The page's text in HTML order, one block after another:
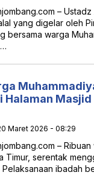
–
yang digelar oleh
bersama warga
Halaman Masjid
Maret 2026 - 08:29
–
Timur, serentak
ibadah